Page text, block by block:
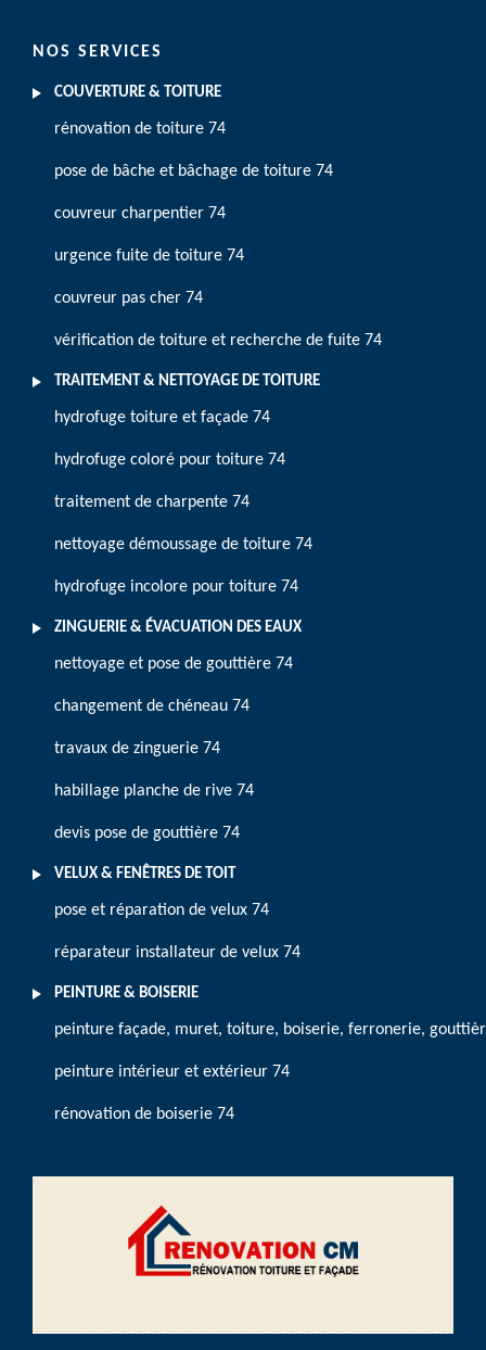
NOS SERVICES
COUVERTURE & TOITURE
rénovation de toiture 74
pose de bâche et bâchage de toiture 74
couvreur charpentier 74
urgence fuite de toiture 74
couvreur pas cher 74
vérification de toiture et recherche de fuite 74
TRAITEMENT & NETTOYAGE DE TOITURE
hydrofuge toiture et façade 74
hydrofuge coloré pour toiture 74
traitement de charpente 74
nettoyage démoussage de toiture 74
hydrofuge incolore pour toiture 74
ZINGUERIE & ÉVACUATION DES EAUX
nettoyage et pose de gouttière 74
changement de chéneau 74
travaux de zinguerie 74
habillage planche de rive 74
devis pose de gouttière 74
VELUX & FENÊTRES DE TOIT
pose et réparation de velux 74
réparateur installateur de velux 74
PEINTURE & BOISERIE
peinture façade, muret, toiture, boiserie, ferronerie,
peinture intérieur et extérieur 74
rénovation de boiserie 74